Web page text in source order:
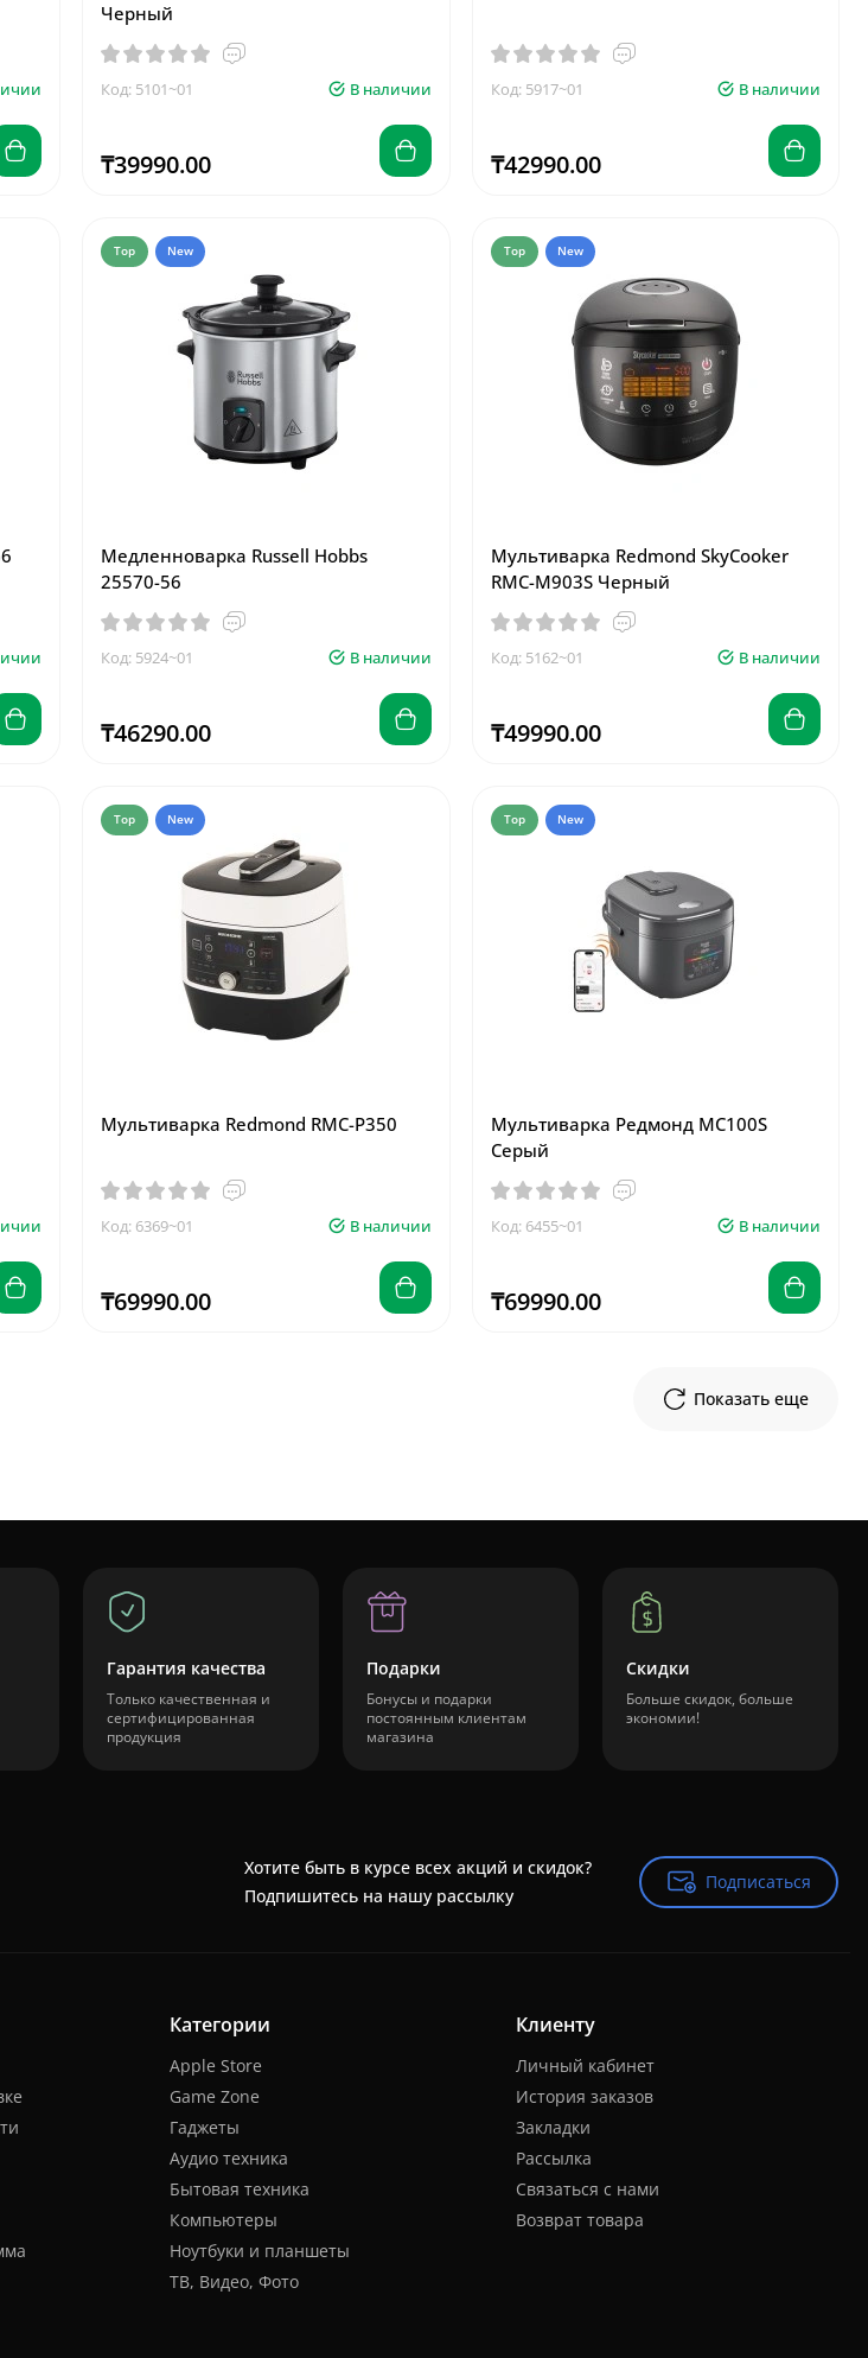
Черный
Код: 5101~01 В наличии
₸39990.00
Код: 5917~01 В наличии
₸42990.00
Top New
Медленноварка Russell Hobbs
25570-56
Код: 5924~01 В наличии
₸46290.00
Top New
Мультиварка Redmond SkyCooker
RMC-M903S Черный
Код: 5162~01 В наличии
₸49990.00
Top New
Мультиварка Redmond RMC-P350
Код: 6369~01 В наличии
₸69990.00
Top New
Мультиварка Редмонд MC100S
Серый
Код: 6455~01 В наличии
₸69990.00
Показать еще
Гарантия качества
Только качественная и
сертифицированная
продукция
Подарки
Бонусы и подарки
постоянным клиентам
магазина
Скидки
Больше скидок, больше
экономии!
Хотите быть в курсе всех акций и скидок?
Подпишитесь на нашу рассылку
Подписаться
Подписаться
Категории
Apple Store
Game Zone
Гаджеты
Аудио техника
Бытовая техника
Компьютеры
Ноутбуки и планшеты
ТВ, Видео, Фото
Клиенту
Личный кабинет
История заказов
Закладки
Рассылка
Связаться с нами
Возврат товара